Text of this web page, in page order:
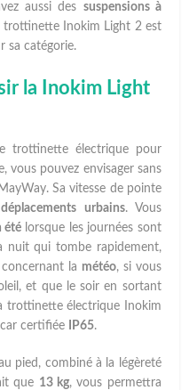
aussi des suspensions à
trottinette Inokim Light 2 est
sa catégorie.
la Inokim Light
trottinette électrique pour
vous pouvez envisager sans
Sa vitesse de pointe
déplacements urbains. Vous
étélorsque les journées sont
nuit qui tombe rapidement,
la météo, si vous
et que le soir en sortant
trottinette électrique Inokim
certifiée
IP65.
pied, combiné à la légèreté
que 13 kg, vous permettra